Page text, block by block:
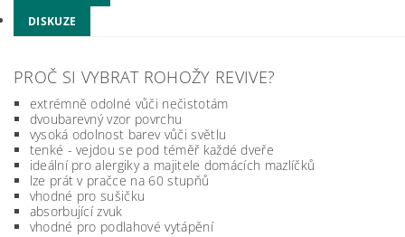
DISKUZE
PROČ SI VYBRAT ROHOŽY REVIVE?
extrémně odolné vůči nečistotám
dvoubarevný vzor povrchu
vysoká odolnost barev vůči světlu
tenké - vejdou se pod téměř každé dveře
ideální pro alergiky a majitele domácích mazlíčků
lze prát v pračce na 60 stupňů
vhodné pro sušičku
absorbující zvuk
vhodné pro podlahové vytápění